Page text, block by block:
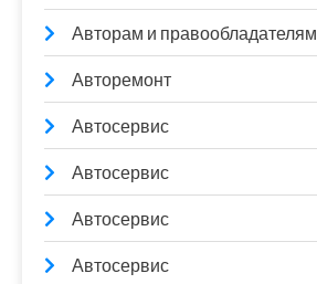
Авторам и правообладателям
Авторемонт
Автосервис
Автосервис
Автосервис
Автосервис